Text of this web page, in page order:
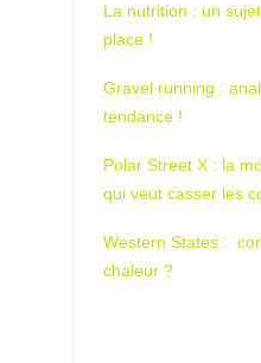
La nutrition : un
place !
Gravel running :
tendance !
Polar Street X : la
qui veut casser les
Western States :
chaleur ?